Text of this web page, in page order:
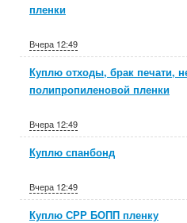
пленки
Вчера 12:49
Куплю отходы, брак печати,
полипропиленовой пленки
Вчера 12:49
Куплю спанбонд
Вчера 12:49
Куплю СРР БОПП пленку